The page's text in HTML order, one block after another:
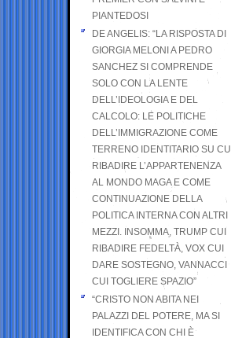
PIANTEDOSI
DE ANGELIS: “LA RISPOSTA DI
GIORGIA MELONI A PEDRO
SANCHEZ SI COMPRENDE
SOLO CON LA LENTE
DELL’IDEOLOGIA E DEL
CALCOLO: LE POLITICHE
DELL’IMMIGRAZIONE COME
TERRENO IDENTITARIO SU CUI
RIBADIRE L’APPARTENENZA
AL MONDO MAGA E COME
CONTINUAZIONE DELLA
POLITICA INTERNA CON ALTRI
MEZZI. INSOMMA, TRUMP CUI
RIBADIRE FEDELTÀ, VOX CUI
DARE SOSTEGNO, VANNACCI
CUI TOGLIERE SPAZIO”
“CRISTO NON ABITA NEI
PALAZZI DEL POTERE, MA SI
IDENTIFICA CON CHI È